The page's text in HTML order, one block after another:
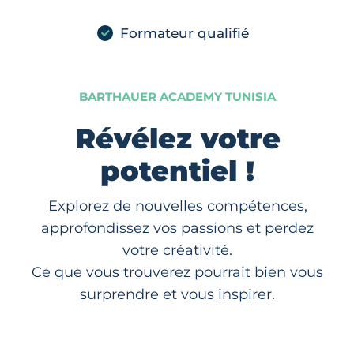
Formateur qualifié
BARTHAUER ACADEMY TUNISIA
Révélez votre
potentiel !
Explorez de nouvelles compétences,
approfondissez vos passions et perdez
votre créativité.
Ce que vous trouverez pourrait bien vous
surprendre et vous inspirer.